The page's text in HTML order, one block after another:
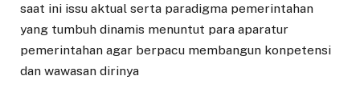
saat ini issu aktual serta paradigma pemerintahan
yang tumbuh dinamis menuntut para aparatur
pemerintahan agar berpacu membangun konpetensi
dan wawasan dirinya